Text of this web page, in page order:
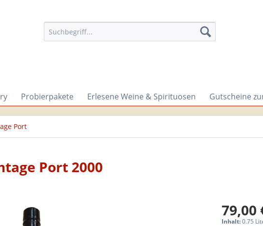
Probierpakete Erlesene Weine & Spirituosen Gutscheine
Port
Port 2000
79,00
Inhalt:0.75